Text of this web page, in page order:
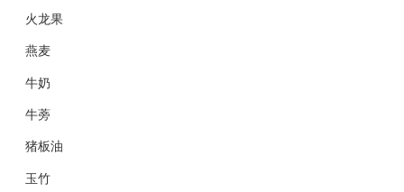
火龙果
燕麦
牛奶
牛蒡
猪板油
玉竹